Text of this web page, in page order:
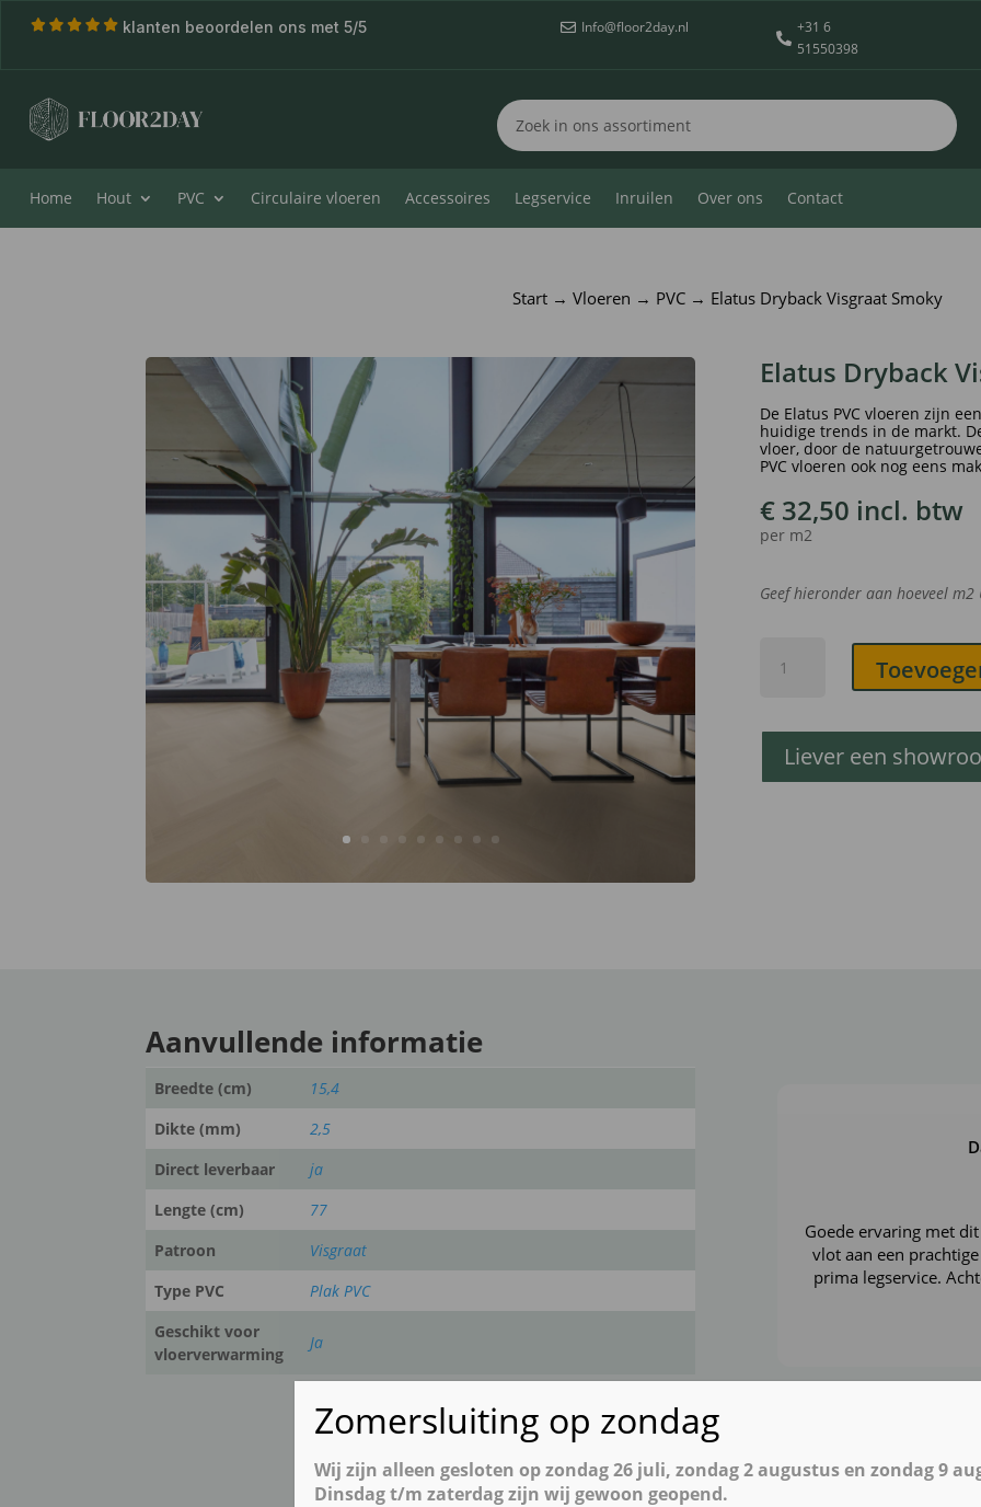
klanten beoordelen ons met 5/5  Info@floor2day.nl

+31 6
51550398
Home Hout PVC Circulaire vloeren Accessoires Legservice Inruilen Over ons Contact
Start → Vloeren → PVC → Elatus Dryback Visgraat Smoky
Elatus Dryback
De Elatus PVC vloeren zijn
huidige trends in de markt.
vloer, door de
PVC vloeren ook nog eens
€32,50 incl. btw
per m2
Geef hieronder aan hoeveel m2
Dryback
aantalLiever een
Aanvullende informatie
Breedte (cm)
15,4
Dikte (mm)
2,5
Direct leverbaar
ja
Lengte (cm)
77
Patroon
Visgraat
Type PVC
Plak PVC
Geschikt voor
vloerverwarming
Ja
Goede ervaring met
vlot aan een
prima legservice.
Zomersluiting op zondag
Wij zijn alleen gesloten op zondag 26 juli, zondag 2 augustus en zondag 9
Dinsdag t/m zaterdag zijn wij gewoon geopend.